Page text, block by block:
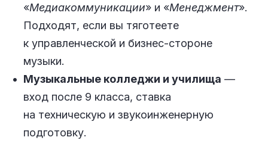
«Медиакоммуникации» и «Менеджмент».
Подходят, если вы тяготеете
к управленческой и бизнес-стороне
музыки.
Музыкальные колледжи и училища —
вход после 9 класса, ставка
на техническую и звукоинженерную
подготовку.